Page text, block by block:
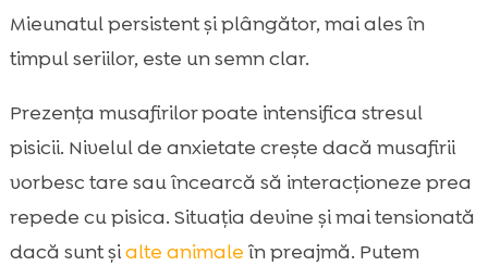
Mieunatul persistent și plângător, mai ales în
timpul seriilor, este un semn clar.
Prezența musafirilor poate intensifica stresul
pisicii. Nivelul de anxietate crește dacă musafirii
vorbesc tare sau încearcă să interacționeze prea
repede cu pisica. Situația devine și mai tensionată
dacă sunt șialte animale în preajmă. Putem